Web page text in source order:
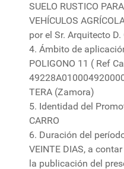
SUELO RUSTICO
VEHÍCULOS
por el Sr. Arquitecto
4. Ámbito de
POLIGONO 11 ( Ref
TERA (Zamora)
5. Identidad del
CARRO
6. Duración del
VEINTE DIAS, a
la publicación del